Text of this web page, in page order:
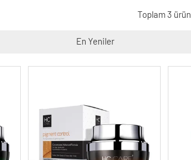
Toplam 3 ürün
En Yeniler